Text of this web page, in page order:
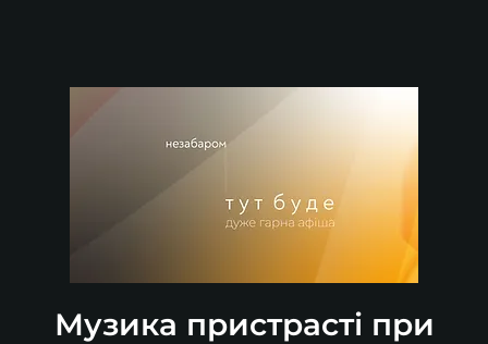
Музика пристрасті при